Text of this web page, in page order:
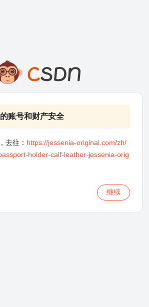
账号和财产安全
去往： https://jessenia-original.com/zh/
holder-calf-leather-jessenia-orig
继续